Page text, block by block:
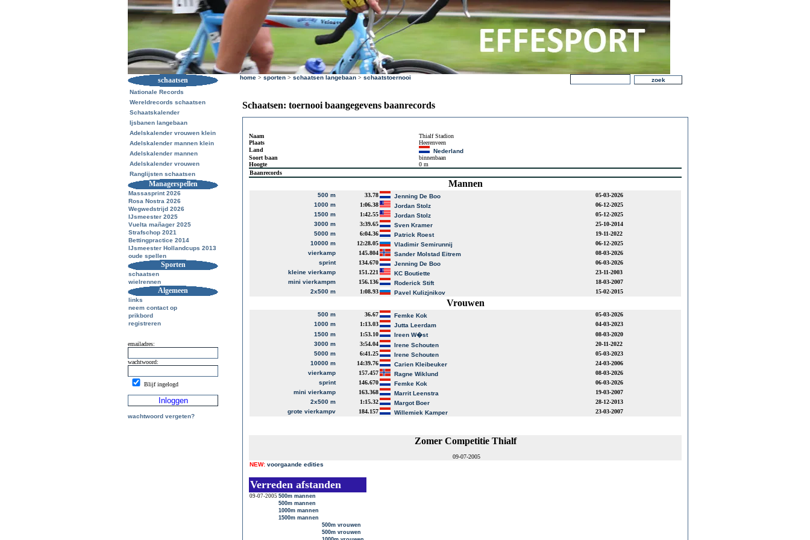
schaatsen
Nationale Records
Wereldrecords schaatsen
Schaatskalender
Ijsbanen langebaan
Adelskalender vrouwen klein
Adelskalender mannen klein
Adelskalender mannen
Adelskalender vrouwen
Ranglijsten schaatsen
Managerspellen
Massasprint 2026
Rosa Nostra 2026
Wegwedstrijd 2026
IJsmeester 2025
Vuelta mañager 2025
Strafschop 2021
Bettingpractice 2014
IJsmeester Hollandcups 2013
oude spellen
Sporten
schaatsen
wielrennen
Algemeen
links
neem contact op
prikbord
registreren
emailadres:
wachtwoord:
Blijf ingelogd
wachtwoord vergeten?
home > sporten > schaatsen langebaan > schaatstoernooi
Schaatsen: toernooi baangegevens baanrecords
Naam
Thialf Stadion
Plaats
Heerenveen
Land
Nederland
Soort baan
binnenbaan
Hoogte
0 m
Baanrecords
Mannen
500 m 33.78 Jenning De Boo
05-03-2026
1000 m
1:06.38 Jordan Stolz
06-12-2025
1500 m
1:42.55 Jordan Stolz
05-12-2025
3000 m
3:39.65 Sven Kramer
25-10-2014
5000 m
6:04.36 Patrick Roest
19-11-2022
10000 m
12:28.05 Vladimir Semirunnij
06-12-2025
vierkamp
145.804 Sander Molstad Eitrem
08-03-2026
sprint
134.670 Jenning De Boo
06-03-2026
kleine vierkamp
151.221 KC Boutiette
23-11-2003
mini vierkampm
156.136 Roderick Stift
18-03-2007
2x500 m
1:08.93 Pavel Kulizjnikov 15-02-2015
Vrouwen
500 m 36.67 Femke Kok
05-03-2026
1000 m
1:13.03 Jutta Leerdam
04-03-2023
1500 m
1:53.10 Ireen W�st
08-03-2020
3000 m
3:54.04 Irene Schouten
20-11-2022
5000 m
6:41.25 Irene Schouten
05-03-2023
10000 m
14:39.76 Carien Kleibeuker
24-03-2006
vierkamp
157.457 Ragne Wiklund
08-03-2026
sprint
146.670 Femke Kok
06-03-2026
mini vierkamp
163.368 Marrit Leenstra
19-03-2007
2x500 m
1:15.32 Margot Boer
28-12-2013
grote vierkampv
184.157 Willemiek Kamper 23-03-2007
Zomer Competitie Thialf
09-07-2005
NEW: voorgaande edities
Verreden afstanden
09-07-2005 500m mannen
500m mannen
1000m mannen
1500m mannen
500m vrouwen
500m vrouwen